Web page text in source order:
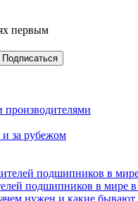
первым
производителями
за рубежом
подшипников в мире в